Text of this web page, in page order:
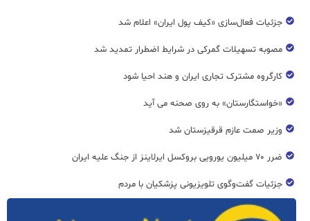
جزئیات فعال‌سازی «کیف پول ایران» اعلام شد
مصوبه تسهیلات گمرکی در شرایط اضطرار تمدید شد
کارگروه مشترک تجاری ایران و هند احیا شود
«خواستگارستان» به روی صحنه می آید
وزیر صمت عازم قرقیزستان شد
ضرر ۷۰ میلیون یورویی بروکسل ایرلاینز از جنگ علیه ایران
جزئیات گفت‌وگوی تلویزیونی پزشکیان با مردم